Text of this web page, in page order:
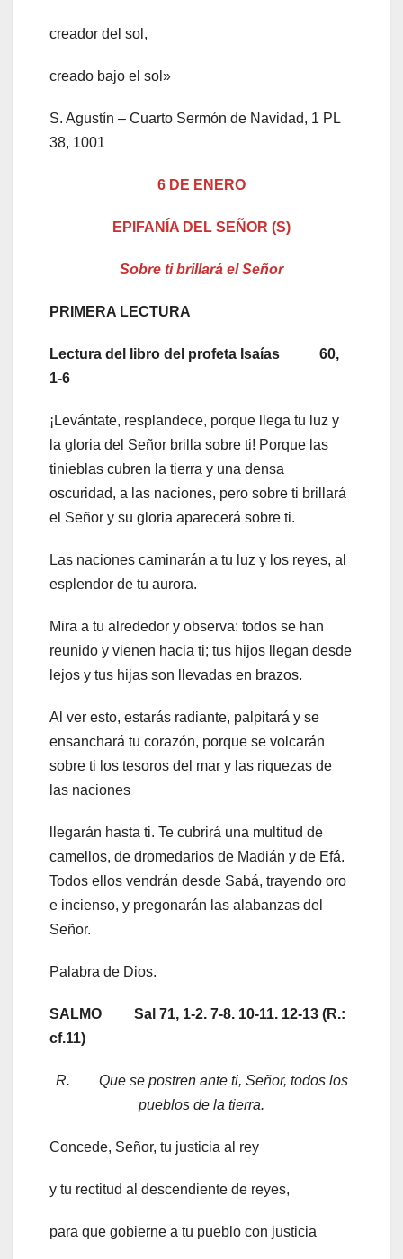
creador del sol,
creado bajo el sol»
S. Agustín – Cuarto Sermón de Navidad, 1 PL
38, 1001
6 DE ENERO
EPIFANÍA DEL SEÑOR (S)
Sobre ti brillará el Señor
PRIMERA LECTURA
Lectura del libro del profeta Isaías 60,
1-6
¡Levántate, resplandece, porque llega tu luz y
la gloria del Señor brilla sobre ti! Porque las
tinieblas cubren la tierra y una densa
oscuridad, a las naciones, pero sobre ti brillará
el Señor y su gloria aparecerá sobre ti.
Las naciones caminarán a tu luz y los reyes, al
esplendor de tu aurora.
Mira a tu alrededor y observa: todos se han
reunido y vienen hacia ti; tus hijos llegan desde
lejos y tus hijas son llevadas en brazos.
Al ver esto, estarás radiante, palpitará y se
ensanchará tu corazón, porque se volcarán
sobre ti los tesoros del mar y las riquezas de
las naciones
llegarán hasta ti. Te cubrirá una multitud de
camellos, de dromedarios de Madián y de Efá.
Todos ellos vendrán desde Sabá, trayendo oro
e incienso, y pregonarán las alabanzas del
Señor.
Palabra de Dios.
SALMO Sal 71, 1-2. 7-8. 10-11. 12-13 (R.:
cf.11)
R. Que se postren ante ti, Señor, todos los
pueblos de la tierra.
Concede, Señor, tu justicia al rey
y tu rectitud al descendiente de reyes,
para que gobierne a tu pueblo con justicia